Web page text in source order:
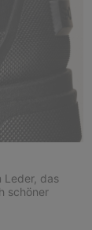
Leder, das
schöner